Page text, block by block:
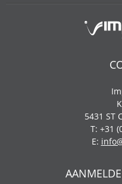
5431 ST
T: +31
E: